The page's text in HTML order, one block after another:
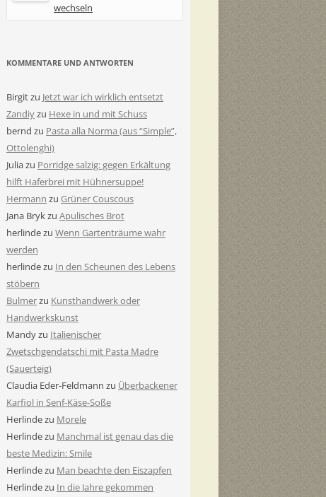
wechseln
KOMMENTARE UND ANTWORTEN
Birgitzu Jetzt war ich wirklich entsetzt
Zandiyzu Hexe in und mit Schuss
bernd zu Pasta alla Norma (aus “Simple”,
Ottolenghi)
Juliazu Porridge salzig: gegen Erkältung
hilft Haferbrei mit Hühnersuppe!
Hermann zu Grüner Couscous
Jana Brykzu Apulisches Brot
herlindezu Wenn Gartenträume wahr
werden
herlindezu In den Scheunen des Lebens
stöbern
Bulmerzu Kunsthandwerk oder
Handwerkskunst
Mandyzu Italienischer
Zwetschgendatschi mit Pasta Madre
(Sauerteig)
Claudia Eder-Feldmann zu Überbackener
Karfiol in Senf-Käse-Soße
Herlindezu Morele
Herlindezu Manchmal ist genau das die
beste Medizin: Smile
Herlindezu Man beachte den Eiszapfen
Herlindezu In die Jahre gekommen